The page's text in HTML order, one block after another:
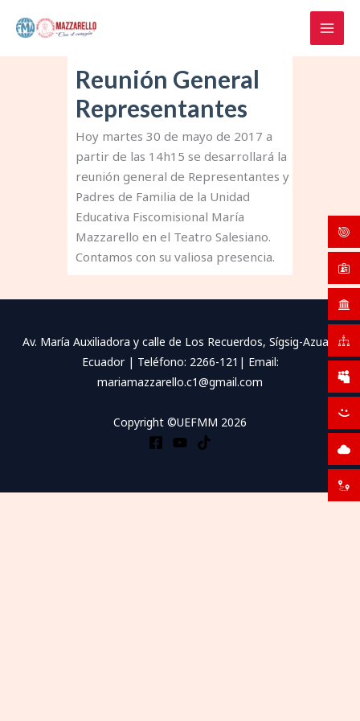
Reunión General
Representantes
Hoy martes 30 de mayo de 2017 a
partir de las 14h15 se desarrollará la
reunión general de Representantes y
Padres de Familia de la Unidad
Educativa Fiscomisional María
Mazzarello en el Teatro Salesiano.
Contamos con su valiosa presencia.
Av. María Auxiliadora y calle de Los Recuerdos, Sígsig-Azuay-
Ecuador | Teléfono: 2266-121| Email:
mariamazzarello.c1@gmail.com
Copyright ©UEFMM 2026